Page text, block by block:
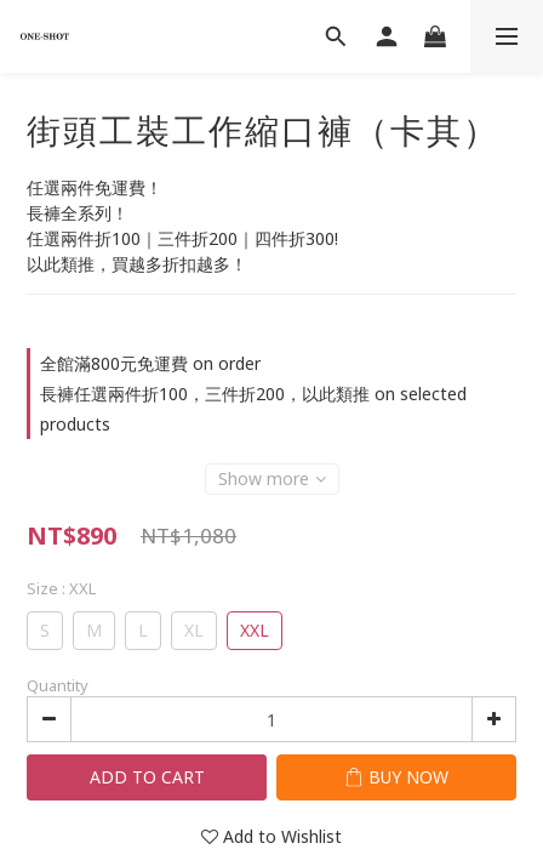
街頭工裝工作縮口褲（卡其）
任選兩件免運費！
長褲全系列！
任選兩件折100｜三件折200｜四件折300!
以此類推，買越多折扣越多！
全館滿800元免運費 on order
長褲任選兩件折100，三件折200，以此類推 on selected
products
Show more
NT$890 NT$1,080
Size : XXL
S M L XL XXL
Quantity
ADD TO CART BUY NOW
Add to Wishlist